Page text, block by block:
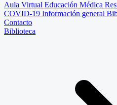
Aula Virtual Educación Médica
COVID-19 Información general
Contacto
Biblioteca